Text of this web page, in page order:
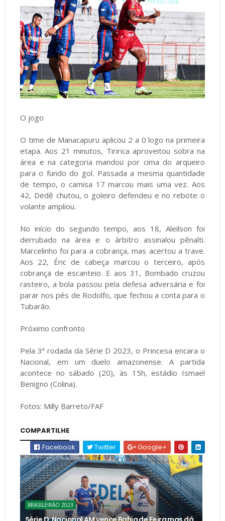
O jogo
O time de Manacapuru aplicou 2 a 0 logo na primeira
etapa. Aos 21 minutos, Tiririca aproveitou sobra na
área e na categoria mandou por cima do arqueiro
para o fundo do gol. Passada a mesma quantidade
de tempo, o camisa 17 marcou mais uma vez. Aos
42, Dedê chutou, o goleiro defendeu e no rebote o
volante ampliou.
No início do segundo tempo, aos 18, Aleilson foi
derrubado na área e o árbitro assinalou pênalti.
Marcelinho foi para a cobrança, mas acertou a trave.
Aos 22, Éric de cabeça marcou o terceiro, após
cobrança de escanteio. E aos 31, Bombado cruzou
rasteiro, a bola passou pela defesa adversária e foi
parar nos pés de Rodolfo, que fechou a conta para o
Tubarão.
Próximo confronto
Pela 3ª rodada da Série D 2023, o Princesa encara o
Nacional, em um duelo amazonense. A partida
acontece no sábado (20), às 15h, estádio Ismael
Benigno (Colina).
Fotos: Milly Barreto/FAF
COMPARTILHE
Facebook
Twitter Google+
BRASILEIRÃO 2023